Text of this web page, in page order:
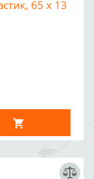
65 х 13